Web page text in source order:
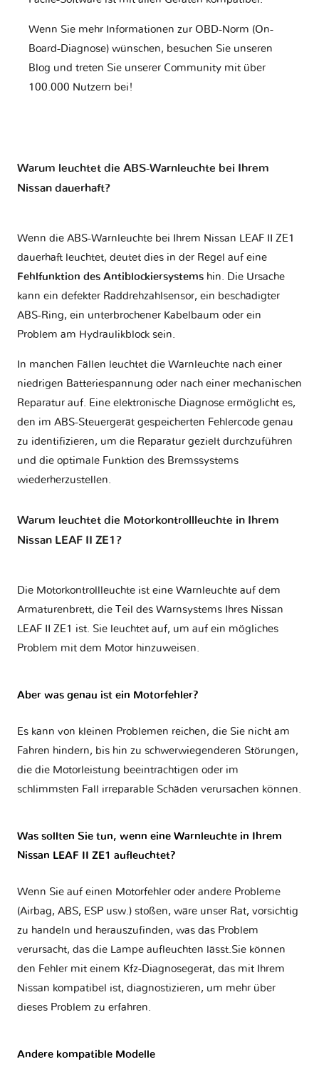
Wenn Sie mehr Informationen zur OBD-Norm (On-
Board-Diagnose) wünschen, besuchen Sie unseren
Blog und treten Sie unserer Community mit über
100.000 Nutzern bei!
Warum leuchtet die ABS-Warnleuchte bei Ihrem
Nissan dauerhaft?
Wenn die ABS-Warnleuchte bei Ihrem Nissan LEAF II ZE1
dauerhaft leuchtet, deutet dies in der Regel auf eine
Fehlfunktion des Antiblockiersystems hin. Die Ursache
kann ein defekter Raddrehzahlsensor, ein beschädigter
ABS-Ring, ein unterbrochener Kabelbaum oder ein
Problem am Hydraulikblock sein.
In manchen Fällen leuchtet die Warnleuchte nach einer
niedrigen Batteriespannung oder nach einer mechanischen
Reparatur auf. Eine elektronische Diagnose ermöglicht es,
den im ABS-Steuergerät gespeicherten Fehlercode genau
zu identifizieren, um die Reparatur gezielt durchzuführen
und die optimale Funktion des Bremssystems
wiederherzustellen.
Warum leuchtet die Motorkontrollleuchte in Ihrem
Nissan LEAF II ZE1?
Die Motorkontrollleuchte ist eine Warnleuchte auf dem
Armaturenbrett, die Teil des Warnsystems Ihres Nissan
LEAF II ZE1 ist. Sie leuchtet auf, um auf ein mögliches
Problem mit dem Motor hinzuweisen.
Aber was genau ist ein Motorfehler?
Es kann von kleinen Problemen reichen, die Sie nicht am
Fahren hindern, bis hin zu schwerwiegenderen Störungen,
die die Motorleistung beeinträchtigen oder im
schlimmsten Fall irreparable Schäden verursachen können.
Was sollten Sie tun, wenn eine Warnleuchte in Ihrem
Nissan LEAF II ZE1 aufleuchtet?
Wenn Sie auf einen Motorfehler oder andere Probleme
(Airbag, ABS, ESP usw.) stoßen, wäre unser Rat, vorsichtig
zu handeln und herauszufinden, was das Problem
verursacht, das die Lampe aufleuchten lässt.Sie können
den Fehler mit einem Kfz-Diagnosegerät, das mit Ihrem
Nissan kompatibel ist, diagnostizieren, um mehr über
dieses Problem zu erfahren.
Andere kompatible Modelle